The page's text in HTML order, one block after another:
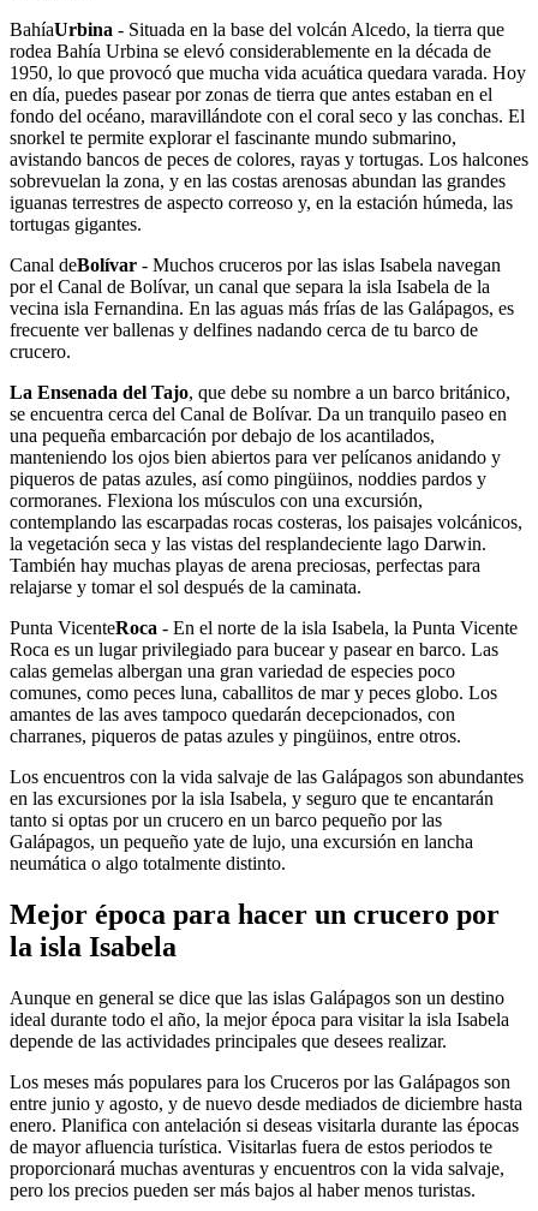
BahíaUrbina - Situada en la base del volcán Alcedo, la tierra que
rodea Bahía Urbina se elevó considerablemente en la década de
1950, lo que provocó que mucha vida acuática quedara varada. Hoy
en día, puedes pasear por zonas de tierra que antes estaban en el
fondo del océano, maravillándote con el coral seco y las conchas. El
snorkel te permite explorar el fascinante mundo submarino,
avistando bancos de peces de colores, rayas y tortugas. Los halcones
sobrevuelan la zona, y en las costas arenosas abundan las grandes
iguanas terrestres de aspecto correoso y, en la estación húmeda, las
tortugas gigantes.
Canal deBolívar - Muchos cruceros por las islas Isabela navegan
por el Canal de Bolívar, un canal que separa la isla Isabela de la
vecina isla Fernandina. En las aguas más frías de las Galápagos, es
frecuente ver ballenas y delfines nadando cerca de tu barco de
crucero.
La Ensenada del Tajo, que debe su nombre a un barco británico,
se encuentra cerca del Canal de Bolívar. Da un tranquilo paseo en
una pequeña embarcación por debajo de los acantilados,
manteniendo los ojos bien abiertos para ver pelícanos anidando y
piqueros de patas azules, así como pingüinos, noddies pardos y
cormoranes. Flexiona los músculos con una excursión,
contemplando las escarpadas rocas costeras, los paisajes volcánicos,
la vegetación seca y las vistas del resplandeciente lago Darwin.
También hay muchas playas de arena preciosas, perfectas para
relajarse y tomar el sol después de la caminata.
Punta VicenteRoca - En el norte de la isla Isabela, la Punta Vicente
Roca es un lugar privilegiado para bucear y pasear en barco. Las
calas gemelas albergan una gran variedad de especies poco
comunes, como peces luna, caballitos de mar y peces globo. Los
amantes de las aves tampoco quedarán decepcionados, con
charranes, piqueros de patas azules y pingüinos, entre otros.
Los encuentros con la vida salvaje de las Galápagos son abundantes
en las excursiones por la isla Isabela, y seguro que te encantarán
tanto si optas por un crucero en un barco pequeño por las
Galápagos, un pequeño yate de lujo, una excursión en lancha
neumática o algo totalmente distinto.
Mejor época para hacer un crucero por
la isla Isabela
Aunque en general se dice que las islas Galápagos son un destino
ideal durante todo el año, la mejor época para visitar la isla Isabela
depende de las actividades principales que desees realizar.
Los meses más populares para los Cruceros por las Galápagos son
entre junio y agosto, y de nuevo desde mediados de diciembre hasta
enero. Planifica con antelación si deseas visitarla durante las épocas
de mayor afluencia turística. Visitarlas fuera de estos periodos te
proporcionará muchas aventuras y encuentros con la vida salvaje,
pero los precios pueden ser más bajos al haber menos turistas.